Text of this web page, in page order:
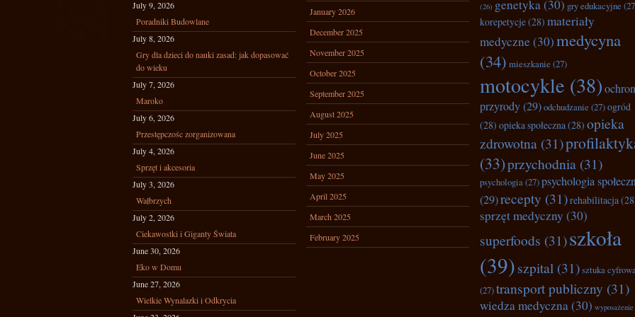
July 9, 2026
Poradniki Budowlane
July 8, 2026
Gry dla dzieci do nauki zasad: jak dopasować
do wieku
July 7, 2026
Maroko
July 6, 2026
Przestępczośc zorganizowana
July 4, 2026
Sprzęt i akcesoria
July 3, 2026
Wałbrzych
July 2, 2026
Ciekawostki i Giganty Świata
June 30, 2026
Eko w Domu
June 27, 2026
Wielkie Wynalazki i Odkrycia
January 2026
December 2025
November 2025
October 2025
September 2025
August 2025
July 2025
June 2025
May 2025
April 2025
March 2025
February 2025
(26) genetyka(30) gry edukacyjne
korepetycje(28) materiały
medyczne (30)medycyna
(34) mieszkanie (27)
motocykle (38)
przyrody(29)odchudzanie (27)ogród
(28) opieka społeczna(28) opieka
zdrowotna (31)
(33)przychodnia (31)
psychologia(27)psychologia
(29)recepty (31)rehabilitacja
sprzęt medyczny (30)
superfoods (31)szkoła
(39)szpital (31)sztuka
(27)transport publiczny (31)
wiedza medyczna(30) wyposażenie